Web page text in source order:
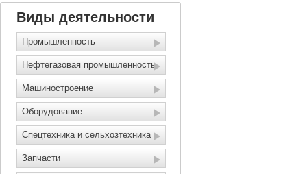
Виды деятельности
Промышленность
Нефтегазовая промышленность
Машиностроение
Оборудование
Спецтехника и сельхозтехника
Запчасти